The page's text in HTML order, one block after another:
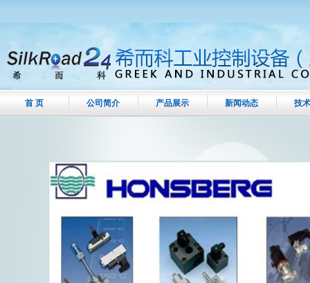
首 页 公司简介 产品展示 新闻动态 技